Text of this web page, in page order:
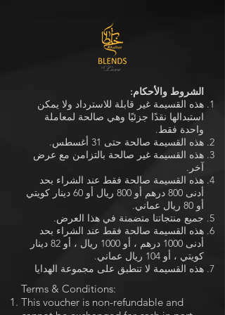
الشروط والأحكام:
هذه القسيمة غير قابلة للاسترداد ولا يمكن
استبدالها نقدًا جزئيًا وهي صالحة لمعاملة
واحدة فقط.
هذه القسيمة صالحة حتى 31 أغسطس.
هذه القسيمة غير صالحة بالتزامن مع عرض
آخر.
هذه القسيمة صالحة فقط عند الشراء بحد
أدنى 800 درهم أو 800 ريال أو 60 دينار كويتي
أو 80 ريال عماني.
جميع منتجاتنا متضمنة في هذا العرض.
هذه القسيمة صالحة فقط عند الشراء بحد
أدنى 1000 درهم ، أو 1000 ريال ، أو 82 دينار
كويتي ، أو 104 ريال عماني.
هذه القسيمة لا تنطبق على مجموعة الهدايا
Terms & Conditions:
This voucher is non-refundable and